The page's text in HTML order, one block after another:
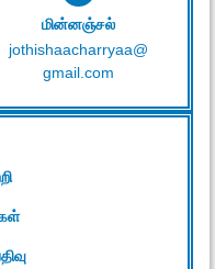
மின்னஞ்சல்
jothishaacharryaa@
gmail.com